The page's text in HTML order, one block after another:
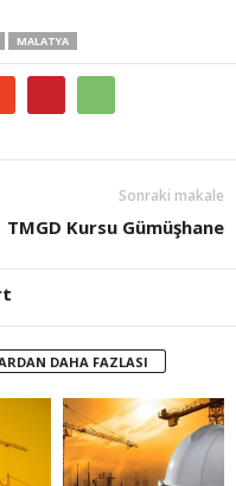
MALATYA
Sonraki makale
TMGD Kursu Gümüşhane
DAHA FAZLASI